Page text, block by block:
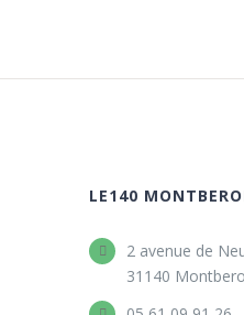
LE140
2 avenue de
31140